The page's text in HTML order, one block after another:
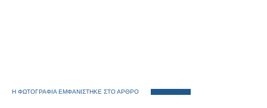
Η ΦΩΤΟΓΡΑΦΙΑ ΕΜΦΑΝΙΣΤΗΚΕ ΣΤΟ ΑΡΘΡΟ